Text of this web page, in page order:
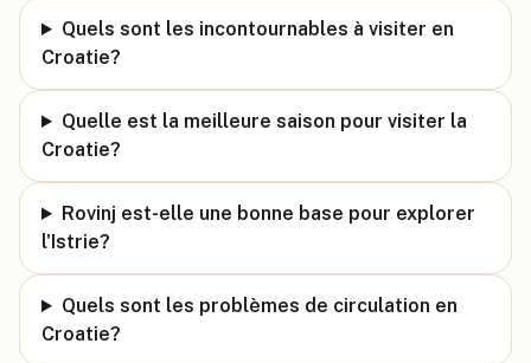
Quels sont les incontournables à visiter en
Croatie?
Quelle est la meilleure saison pour visiter la
Croatie?
Rovinj est-elle une bonne base pour explorer
l'Istrie?
Quels sont les problèmes de circulation en
Croatie?